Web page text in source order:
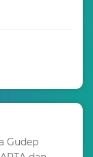
Gudep